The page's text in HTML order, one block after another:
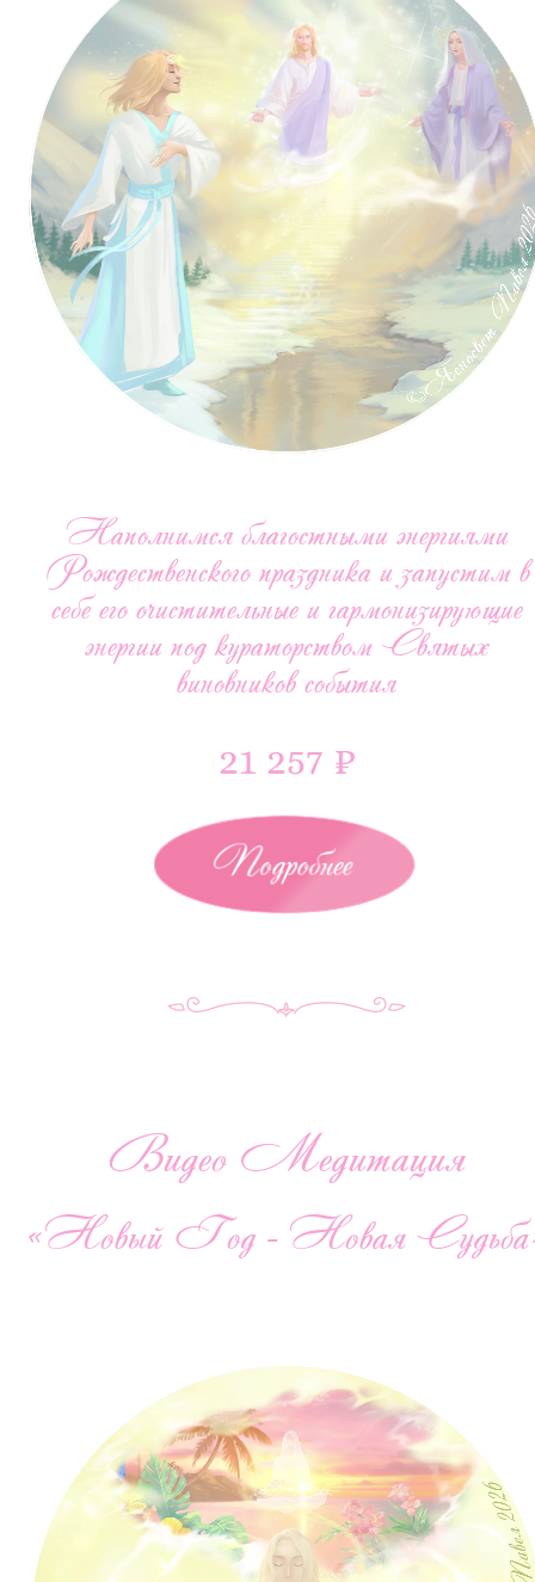
Наполнимся благостными энергиями
Рождественского праздника и запустим в
себе его очистительные и гармонизирующие
энергии под кураторством Святых
виновников события
21 257 ₽
Подробнее
Видео Медитация
«Новый Год - Новая